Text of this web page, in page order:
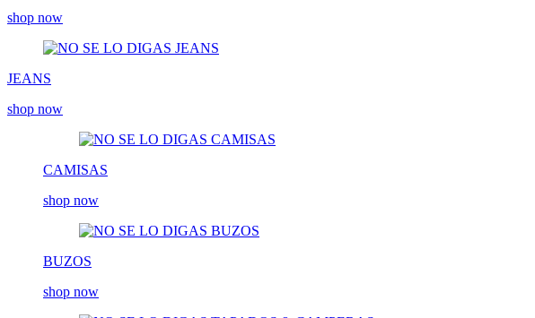
shop now
JEANS
shop now
CAMISAS
shop now
BUZOS
shop now